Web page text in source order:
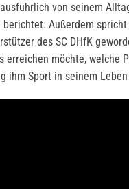
von seinem
Außerdem
des SC DHfK
erreichen möchte, welche
ihm Sport in seinem